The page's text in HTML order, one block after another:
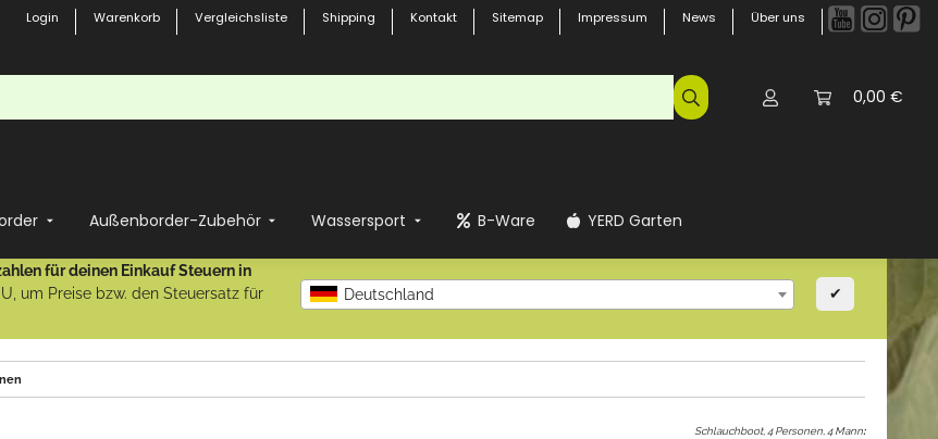
Login Warenkorb Vergleichsliste Shipping Kontakt Sitemap Impressum News Über uns
0,00 €
Außenborder-Zubehör Wassersport B-Ware YERD Garten
für deinen Einkauf Steuern in
um Preise bzw. den Steuersatz für
Deutschland ✔
Schlauchboot, 4 Personen, 4 Mann: